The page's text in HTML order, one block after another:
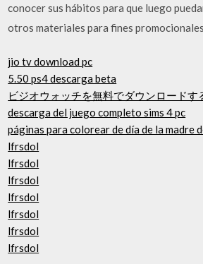
conocer sus hábitos para que luego
otros materiales para fines promocionales.
jio tv download pc
5.50 ps4 descarga beta
ビジオウォッチを無料でダウンロードす
descarga del juego completo sims 4 pc
páginas para colorear de día de la madre
lfrsdol
lfrsdol
lfrsdol
lfrsdol
lfrsdol
lfrsdol
lfrsdol